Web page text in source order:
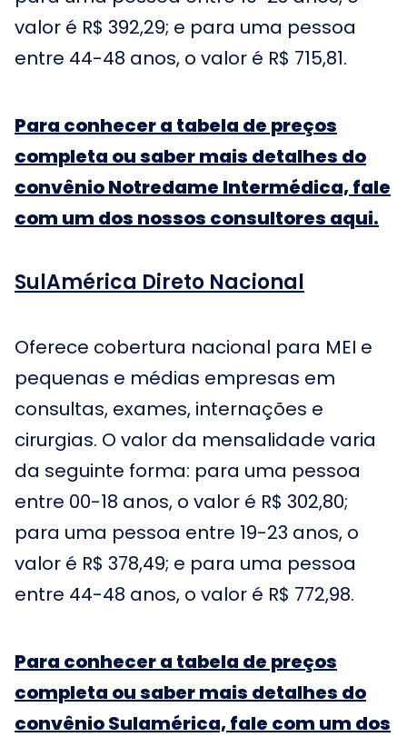
valor é R$ 392,29; e para uma pessoa
entre 44-48 anos, o valor é R$ 715,81.
Para conhecer a tabela de preços
completa ou saber mais detalhes do
convênio Notredame Intermédica, fale
com um dos nossos consultores aqui.
SulAmérica Direto Nacional
Oferece cobertura nacional para MEI e
pequenas e médias empresas em
consultas, exames, internações e
cirurgias. O valor da mensalidade varia
da seguinte forma: para uma pessoa
entre 00-18 anos, o valor é R$ 302,80;
para uma pessoa entre 19-23 anos, o
valor é R$ 378,49; e para uma pessoa
entre 44-48 anos, o valor é R$ 772,98.
Para conhecer a tabela de preços
completa ou saber mais detalhes do
convênio Sulamérica, fale com um dos